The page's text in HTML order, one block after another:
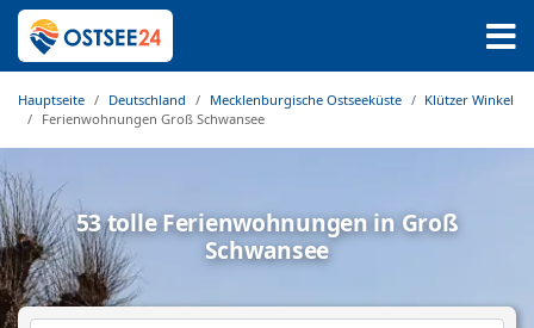
Hauptseite Deutschland Mecklenburgische Ostseeküste
Klützer Winkel
Ferienwohnungen Groß Schwansee
53 tolle Ferienwohnungen in Groß
Schwansee